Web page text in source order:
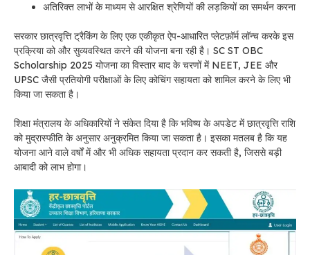
अतिरिक्त लाभों के माध्यम से आरक्षित श्रेणियों की लड़कियों का समर्थन करना
सरकार छात्रवृत्ति ट्रैकिंग के लिए एक एकीकृत ऐप-आधारित प्लेटफ़ॉर्म लॉन्च करके इस
प्रक्रिया को और सुव्यवस्थित करने की योजना बना रही है। SC ST OBC
Scholarship 2025 योजना का विस्तार बाद के चरणों में NEET, JEE और
UPSC जैसी प्रतियोगी परीक्षाओं के लिए कोचिंग सहायता को शामिल करने के लिए भी
किया जा सकता है।
शिक्षा मंत्रालय के अधिकारियों ने संकेत दिया है कि भविष्य के अपडेट में छात्रवृत्ति राशि
को मुद्रास्फीति के अनुसार अनुक्रमित किया जा सकता है। इसका मतलब है कि यह
योजना आने वाले वर्षों में और भी अधिक सहायता प्रदान कर सकती है, जिससे बड़ी
आबादी को लाभ होगा।